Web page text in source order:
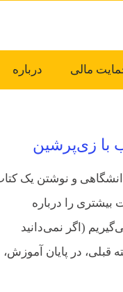
مالی درباره
با زی‌پرشین
و نوشتن یک
بیشتری را درباره
(اگر نمی‌دانید
قبلی، در پایان آموزش،